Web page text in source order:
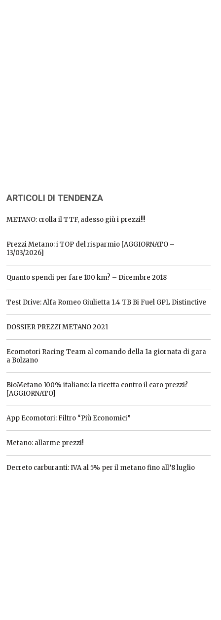
ARTICOLI DI TENDENZA
METANO: crolla il TTF, adesso giù i prezzi!!!
Prezzi Metano: i TOP del risparmio [AGGIORNATO –
13/03/2026]
Quanto spendi per fare 100 km? – Dicembre 2018
Test Drive: Alfa Romeo Giulietta 1.4 TB Bi Fuel GPL Distinctive
DOSSIER PREZZI METANO 2021
Ecomotori Racing Team al comando della 1a giornata di gara
a Bolzano
BioMetano 100% italiano: la ricetta contro il caro prezzi?
[AGGIORNATO]
App Ecomotori: Filtro “Più Economici”
Metano: allarme prezzi!
Decreto carburanti: IVA al 5% per il metano fino all’8 luglio